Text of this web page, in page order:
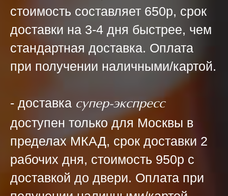
стоимость составляет 650р, срок
доставки на 3-4 дня быстрее, чем
стандартная доставка. Оплата
при получении наличными/картой.
- доставка супер-экспресс
доступен только для Москвы в
пределах МКАД, срок доставки 2
рабочих дня, стоимость 950р с
доставкой до двери. Оплата при